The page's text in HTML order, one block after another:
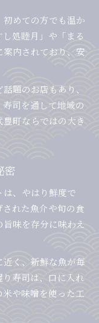
めての方でも温か
処睦月」や「まる
内されており、安
題のお店もあり、
司を通して地域の
町ならではの大き
密
、やはり鮮度で
れた魚介や旬の食
味を存分に味わえ
く、新鮮な魚が毎
寿司は、口に入れ
や味噌を使った工